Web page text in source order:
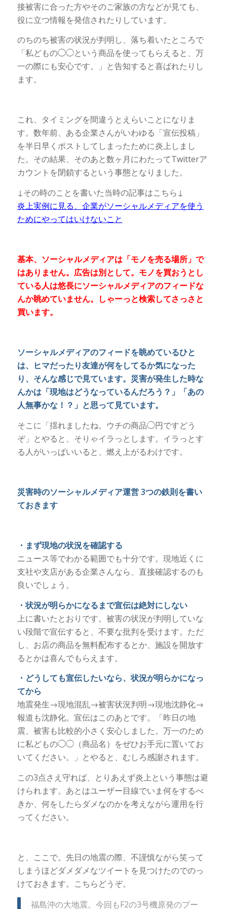
接被害に合った方やそのご家族の方などが見ても、
役に立つ情報を発信されたりしています。
のちのち被害の状況が判明し、落ち着いたところで
「私どもの◯◯という商品を使ってもらえると、万
一の際にも安心です。」と告知すると喜ばれたりし
ます。
これ、タイミングを間違うとえらいことになりま
す。数年前、ある企業さんがいわゆる「宣伝投稿」
を半日早くポストしてしまったために炎上しまし
た。その結果、そのあと数ヶ月にわたってTwitterア
カウントを閉鎖するという事態となりました。
↓その時のことを書いた当時の記事はこちら↓
炎上実例に見る、企業がソーシャルメディアを使う
ためにやってはいけないこと
基本、ソーシャルメディアは「モノを売る場所」で
はありません。広告は別として。モノを買おうとし
ている人は悠長にソーシャルメディアのフィードな
んか眺めていません。しゃーっと検索してさっさと
買います。
ソーシャルメディアのフィードを眺めているひと
は、ヒマだったり友達が何をしてるか気になった
り、そんな感じで見ています。災害が発生した時な
んかは「現地はどうなっているんだろう？」「あの
人無事かな！？」と思って見ています。
そこに「揺れましたね。ウチの商品◯円ですどう
ぞ」とやると、そりゃイラっとします。イラっとす
る人がいっぱいいると、燃え上がるわけです。
災害時のソーシャルメディア運営 3つの鉄則を書い
ておきます
・まず現地の状況を確認する
ニュース等でわかる範囲でも十分です。現地近くに
支社や支店がある企業さんなら、直接確認するのも
良いでしょう。
・状況が明らかになるまで宣伝は絶対にしない
上に書いたとおりです。被害の状況が判明していな
い段階で宣伝すると、不要な批判を受けます。ただ
し、お店の商品を無料配布するとか、施設を開放す
るとかは喜んでもらえます。
・どうしても宣伝したいなら、状況が明らかになっ
てから
地震発生→現地混乱→被害状況判明→現地沈静化→
報道も沈静化。宣伝はこのあとです。「昨日の地
震、被害も比較的小さく安心しました。万一のため
に私どもの◯◯（商品名）をぜひお手元に置いてお
いてください。」とやると、むしろ感謝されます。
この3点さえ守れば、とりあえず炎上という事態は避
けられます。あとはユーザー目線でいま何をするべ
きか、何をしたらダメなのかを考えながら運用を行
ってください。
と、ここで。先日の地震の際、不謹慎ながら笑って
しまうほどダメダメなツイートを見つけたのでのっ
けておきます。こちらどうぞ。
福島沖の大地震。今回もF2の3号機原発のプー